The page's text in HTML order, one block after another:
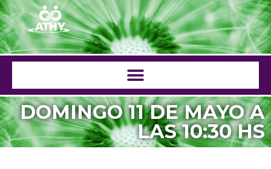
Saltar
al
contenido
DOMINGO 11 DE MAYO A
LAS 10:30 HS